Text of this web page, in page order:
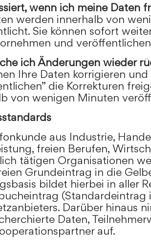
wenn ich meine Daten
werden innerhalb von
Sie können sofort
und
ich Änderungen wieder
Ihre Daten korrigieren
die Korrekturen
von wenigen Minuten
aus Industrie,
freien Berufen,
tätigen Organisationen
Grundeintrag in die
bildet hierbei in aller
(Standardeintrag
Darüber hinaus
Daten,
auf.